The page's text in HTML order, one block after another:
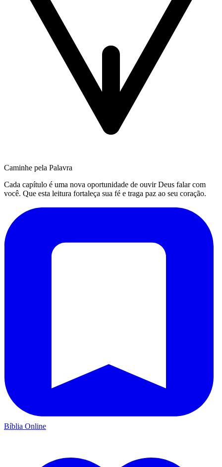
Caminhe pela Palavra
Cada capítulo é uma nova oportunidade de ouvir Deus falar com
você. Que esta leitura fortaleça sua fé e traga paz ao seu coração.
Bíblia Online